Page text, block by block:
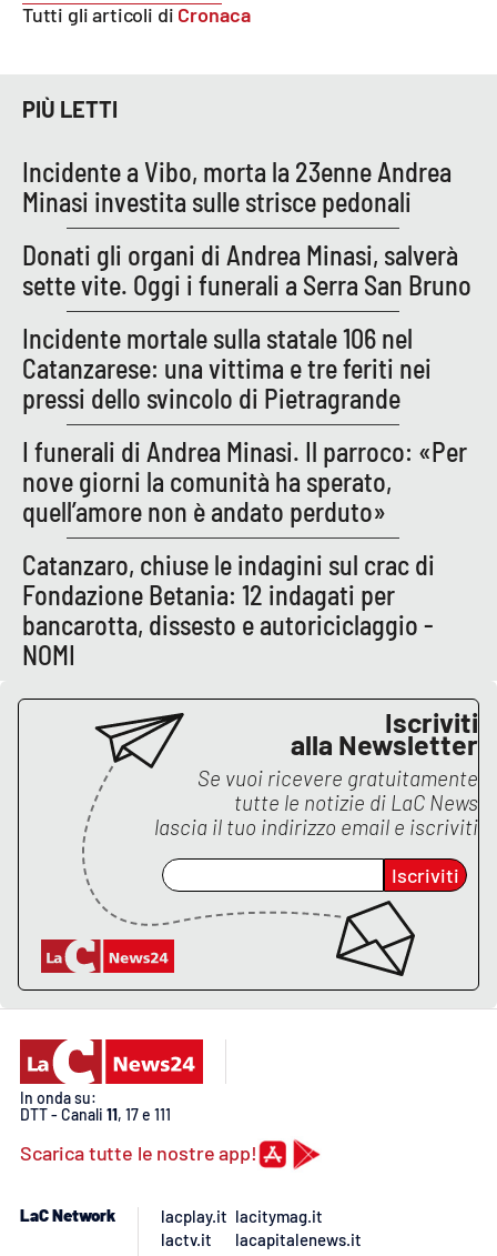
Eventi
LAC
NETWORK
Lacplay.it
Lactv.it
Laconair.it
Lacitymag.it
Lacapitalenews.it
Cosenzachannel.it
Ilvibonese.it
Catanzarochannel.it
Android
Tutti gli articoli di Cronaca
PIÙ LETTI
Incidente a Vibo, morta la 23enne Andrea
Minasi investita sulle strisce pedonali
Donati gli organi di Andrea Minasi, salverà
sette vite. Oggi i funerali a Serra San Bruno
Incidente mortale sulla statale 106 nel
Catanzarese: una vittima e tre feriti nei
pressi dello svincolo di Pietragrande
I funerali di Andrea Minasi. Il parroco: «Per
nove giorni la comunità ha sperato,
quell’amore non è andato perduto»
Catanzaro, chiuse le indagini sul crac di
Fondazione Betania: 12 indagati per
bancarotta, dissesto e autoriciclaggio -
NOMI
Iscriviti
alla Newsletter
Se vuoi ricevere gratuitamente
tutte le notizie di LaC News
lascia il tuo indirizzo email e iscriviti
Iscriviti
In onda su:
DTT - Canali 11, 17 e 111
Scarica tutte le nostre app!
LaC Network
lacplay.it
lactv.it
lacitymag.it
lacapitalenews.it